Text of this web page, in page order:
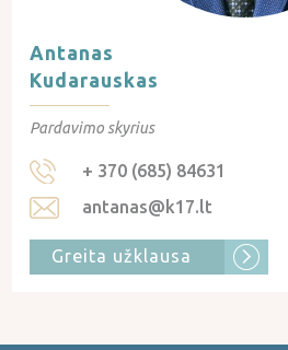
Antanas
Kudarauskas
Pardavimo skyrius
+ 370 (685) 84631
antanas@k17.lt
Greita užklausa